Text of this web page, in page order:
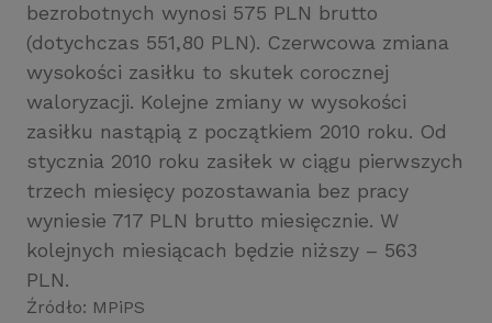
bezrobotnych wynosi 575 PLN brutto
(dotychczas 551,80 PLN). Czerwcowa zmiana
wysokości zasiłku to skutek corocznej
waloryzacji. Kolejne zmiany w wysokości
zasiłku nastąpią z początkiem 2010 roku. Od
stycznia 2010 roku zasiłek w ciągu pierwszych
trzech miesięcy pozostawania bez pracy
wyniesie 717 PLN brutto miesięcznie. W
kolejnych miesiącach będzie niższy – 563
PLN.
Źródło: MPiPS